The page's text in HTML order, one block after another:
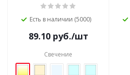
Есть в наличии (5000)
89.10руб./шт
Свечение